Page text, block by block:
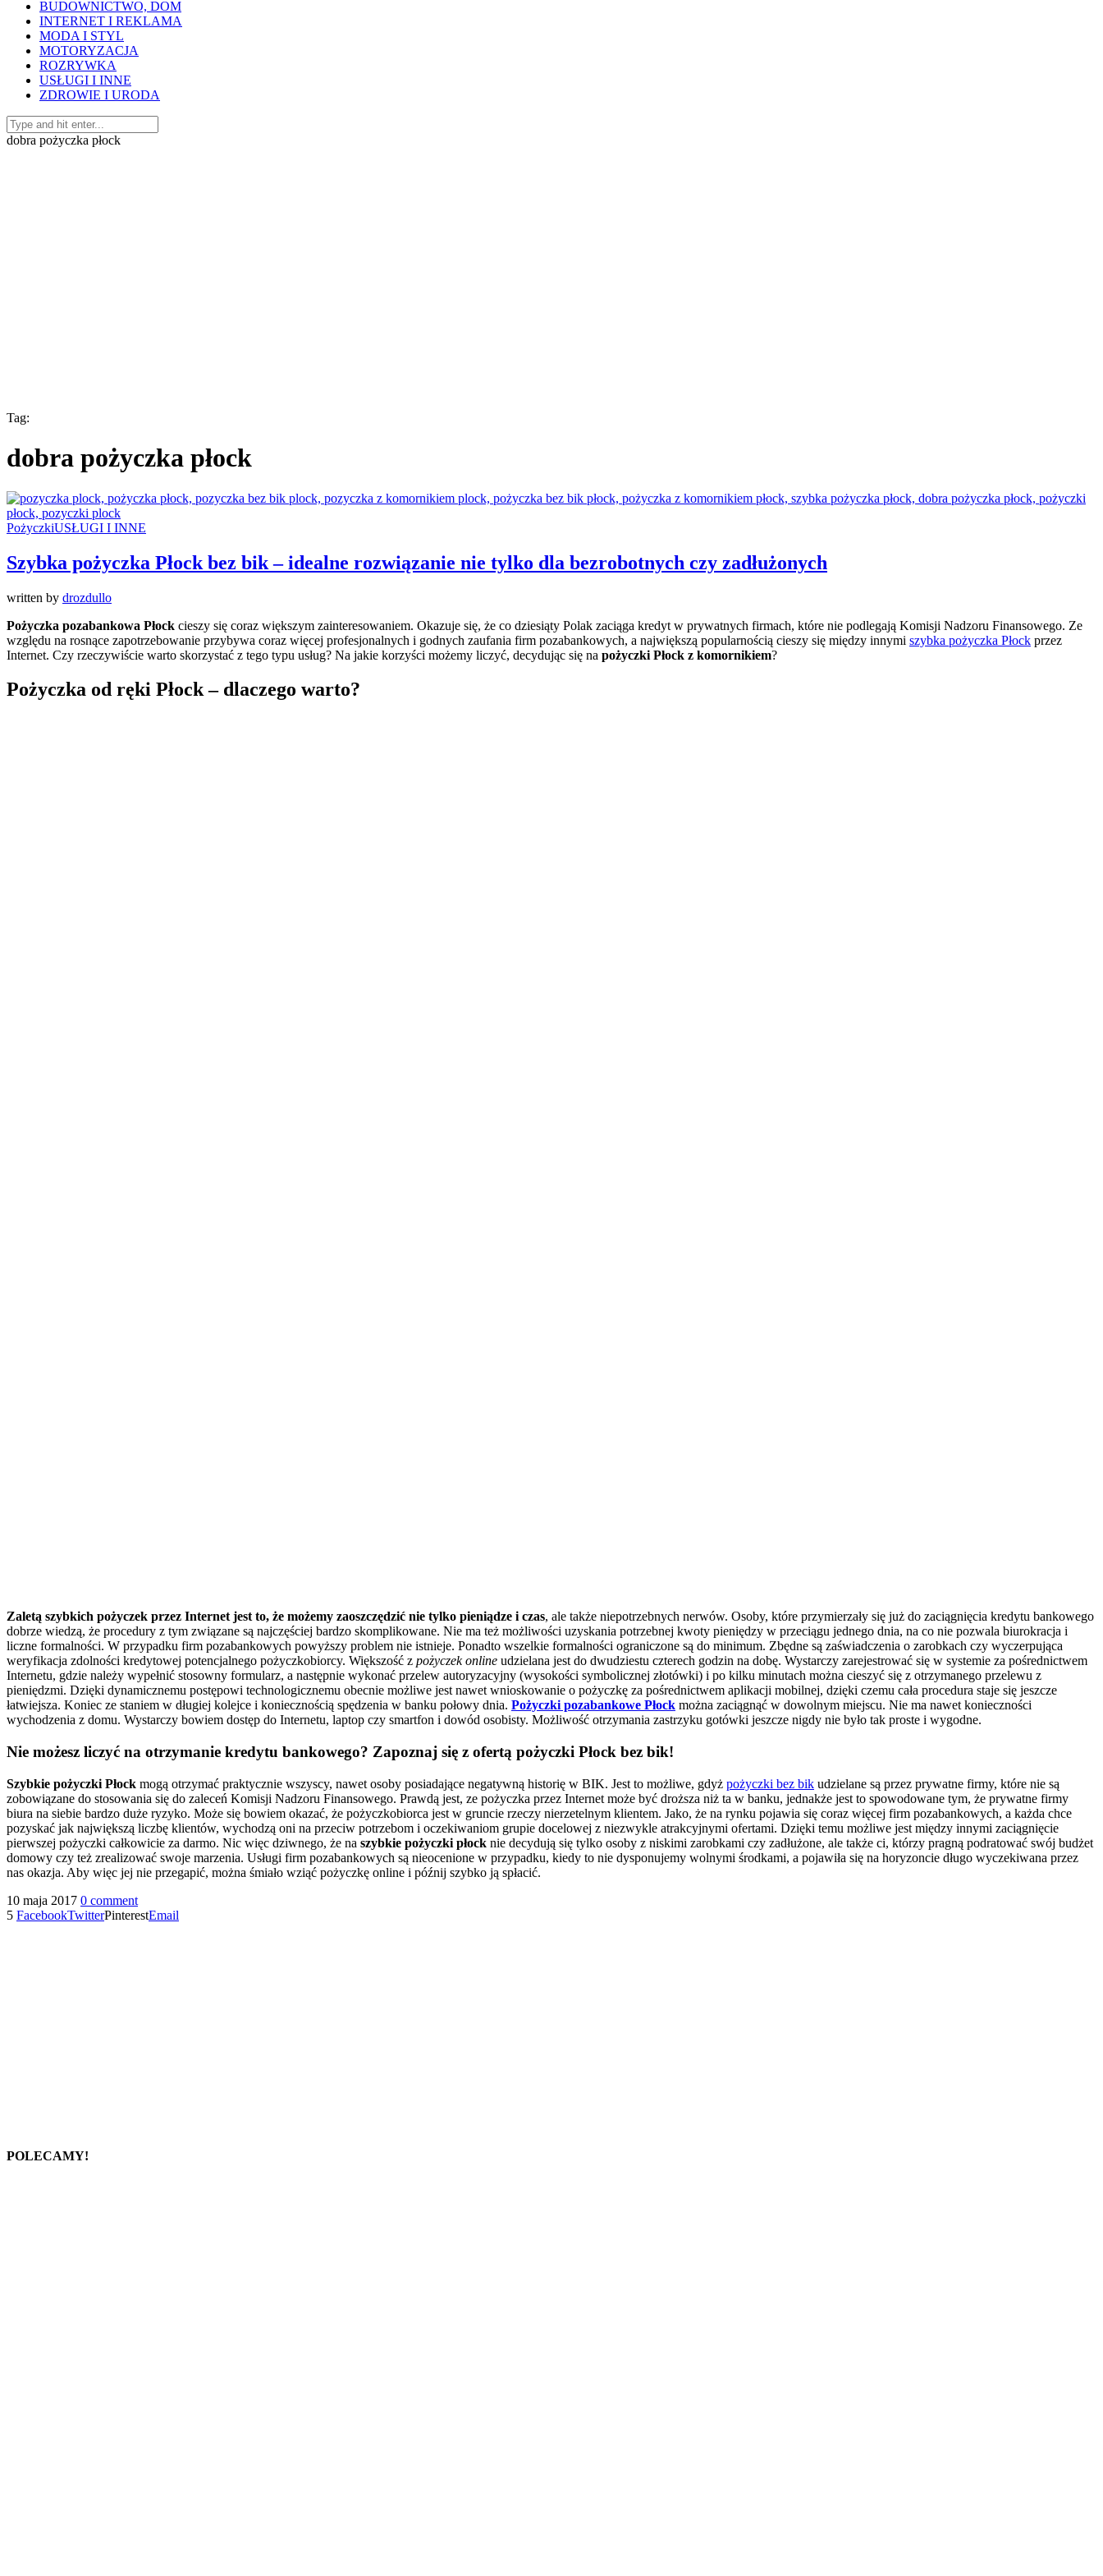
BUDOWNICTWO, DOM
INTERNET I REKLAMA
MODA I STYL
MOTORYZACJA
ROZRYWKA
USŁUGI I INNE
ZDROWIE I URODA
dobra pożyczka płock
Tag:
dobra pożyczka płock
PożyczkiUSŁUGI I INNE
Szybka pożyczka Płock bez bik – idealne rozwiązanie nie tylko dla bezrobotnych czy zadłużonych
written by drozdullo
Pożyczka pozabankowa Płock cieszy się coraz większym zainteresowaniem. Okazuje się, że co dziesiąty Polak zaciąga kredyt w prywatnych firmach, które nie podlegają Komisji Nadzoru Finansowego. Ze
względu na rosnące zapotrzebowanie przybywa coraz więcej profesjonalnych i godnych zaufania firm pozabankowych, a największą popularnością cieszy się między innymi szybka pożyczka Płock przez
Internet. Czy rzeczywiście warto skorzystać z tego typu usług? Na jakie korzyści możemy liczyć, decydując się na pożyczki Płock z komornikiem?
Pożyczka od ręki Płock – dlaczego warto?
Zaletą szybkich pożyczek przez Internet jest to, że możemy zaoszczędzić nie tylko pieniądze i czas, ale także niepotrzebnych nerwów. Osoby, które przymierzały się już do zaciągnięcia kredytu bankowego
dobrze wiedzą, że procedury z tym związane są najczęściej bardzo skomplikowane. Nie ma też możliwości uzyskania potrzebnej kwoty pieniędzy w przeciągu jednego dnia, na co nie pozwala biurokracja i
liczne formalności. W przypadku firm pozabankowych powyższy problem nie istnieje. Ponadto wszelkie formalności ograniczone są do minimum. Zbędne są zaświadczenia o zarobkach czy wyczerpująca
weryfikacja zdolności kredytowej potencjalnego pożyczkobiorcy. Większość z pożyczek online udzielana jest do dwudziestu czterech godzin na dobę. Wystarczy zarejestrować się w systemie za pośrednictwem
Internetu, gdzie należy wypełnić stosowny formularz, a następnie wykonać przelew autoryzacyjny (wysokości symbolicznej złotówki) i po kilku minutach można cieszyć się z otrzymanego przelewu z
pieniędzmi. Dzięki dynamicznemu postępowi technologicznemu obecnie możliwe jest nawet wnioskowanie o pożyczkę za pośrednictwem aplikacji mobilnej, dzięki czemu cała procedura staje się jeszcze
łatwiejsza. Koniec ze staniem w długiej kolejce i koniecznością spędzenia w banku połowy dnia. Pożyczki pozabankowe Płock można zaciągnąć w dowolnym miejscu. Nie ma nawet konieczności
wychodzenia z domu. Wystarczy bowiem dostęp do Internetu, laptop czy smartfon i dowód osobisty. Możliwość otrzymania zastrzyku gotówki jeszcze nigdy nie było tak proste i wygodne.
Nie możesz liczyć na otrzymanie kredytu bankowego? Zapoznaj się z ofertą pożyczki Płock bez bik!
Szybkie pożyczki Płock mogą otrzymać praktycznie wszyscy, nawet osoby posiadające negatywną historię w BIK. Jest to możliwe, gdyż pożyczki bez bik udzielane są przez prywatne firmy, które nie są
zobowiązane do stosowania się do zaleceń Komisji Nadzoru Finansowego. Prawdą jest, ze pożyczka przez Internet może być droższa niż ta w banku, jednakże jest to spowodowane tym, że prywatne firmy
biura na siebie bardzo duże ryzyko. Może się bowiem okazać, że pożyczkobiorca jest w gruncie rzeczy nierzetelnym klientem. Jako, że na rynku pojawia się coraz więcej firm pozabankowych, a każda chce
pozyskać jak największą liczbę klientów, wychodzą oni na przeciw potrzebom i oczekiwaniom grupie docelowej z niezwykle atrakcyjnymi ofertami. Dzięki temu możliwe jest między innymi zaciągnięcie
pierwszej pożyczki całkowicie za darmo. Nic więc dziwnego, że na szybkie pożyczki płock nie decydują się tylko osoby z niskimi zarobkami czy zadłużone, ale także ci, którzy pragną podratować swój budżet
domowy czy też zrealizować swoje marzenia. Usługi firm pozabankowych są nieocenione w przypadku, kiedy to nie dysponujemy wolnymi środkami, a pojawiła się na horyzoncie długo wyczekiwana przez
nas okazja. Aby więc jej nie przegapić, można śmiało wziąć pożyczkę online i późnij szybko ją spłacić.
10 maja 2017 0 comment
5 FacebookTwitterPinterestEmail
POLECAMY!